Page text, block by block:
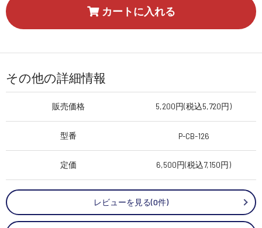
カートに入れる
その他の詳細情報
販売価格 5,200円(税込5,720円)
型番 P-CB-126
定価 6,500円(税込7,150円)
レビューを見る(0件)